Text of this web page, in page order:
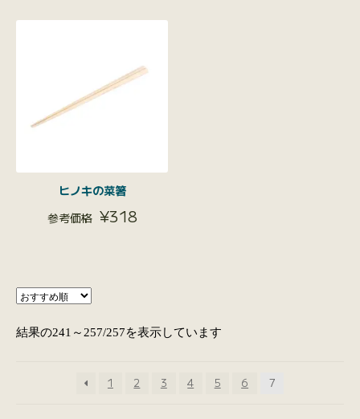
ヒノキの菜箸
¥318
結果の241～257/257を表示しています
1 2 3 4 5 6 7